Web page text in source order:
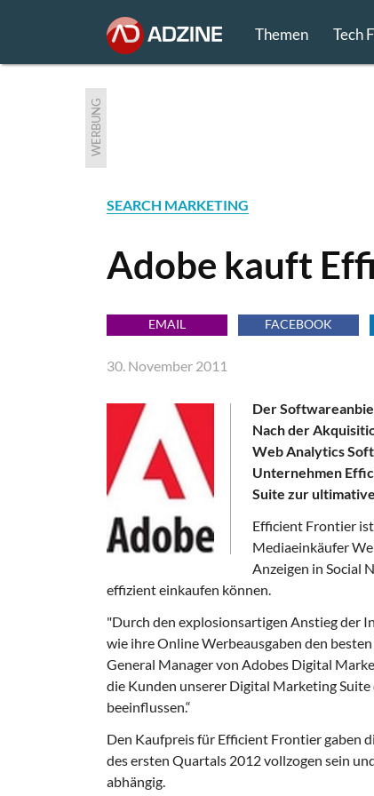
Themen Tech
WERBUNG
SEARCH MARKETING
Adobe kauft
EMAIL FACEBOOK
30. November 2011
Der
Nach der
Web Analytics
Unternehmen
Suite zur
Efficient Frontier
Mediaeinkäufer
Anzeigen in Social
effizient einkaufen können.
"Durch den explosionsartigen Anstieg der
wie ihre Online Werbeausgaben den
General Manager von Adobes Digital
die Kunden unserer Digital Marketing
beeinflussen.“
Den Kaufpreis für Efficient Frontier gaben
des ersten Quartals 2012 vollzogen sein
abhängig.